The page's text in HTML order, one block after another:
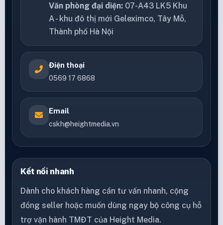
Văn phòng đại diện: 07-A43 LK5 Khu
A - khu đô thị mới Geleximco, Tây Mỗ,
Thành phố Hà Nội
Điện thoại
0569 17 6868
Email
cskh@heightmedia.vn
Kết nối nhanh
Dành cho khách hàng cần tư vấn nhanh, cộng
đồng seller hoặc muốn dùng ngay bộ công cụ hỗ
trợ vận hành TMĐT của Height Media.